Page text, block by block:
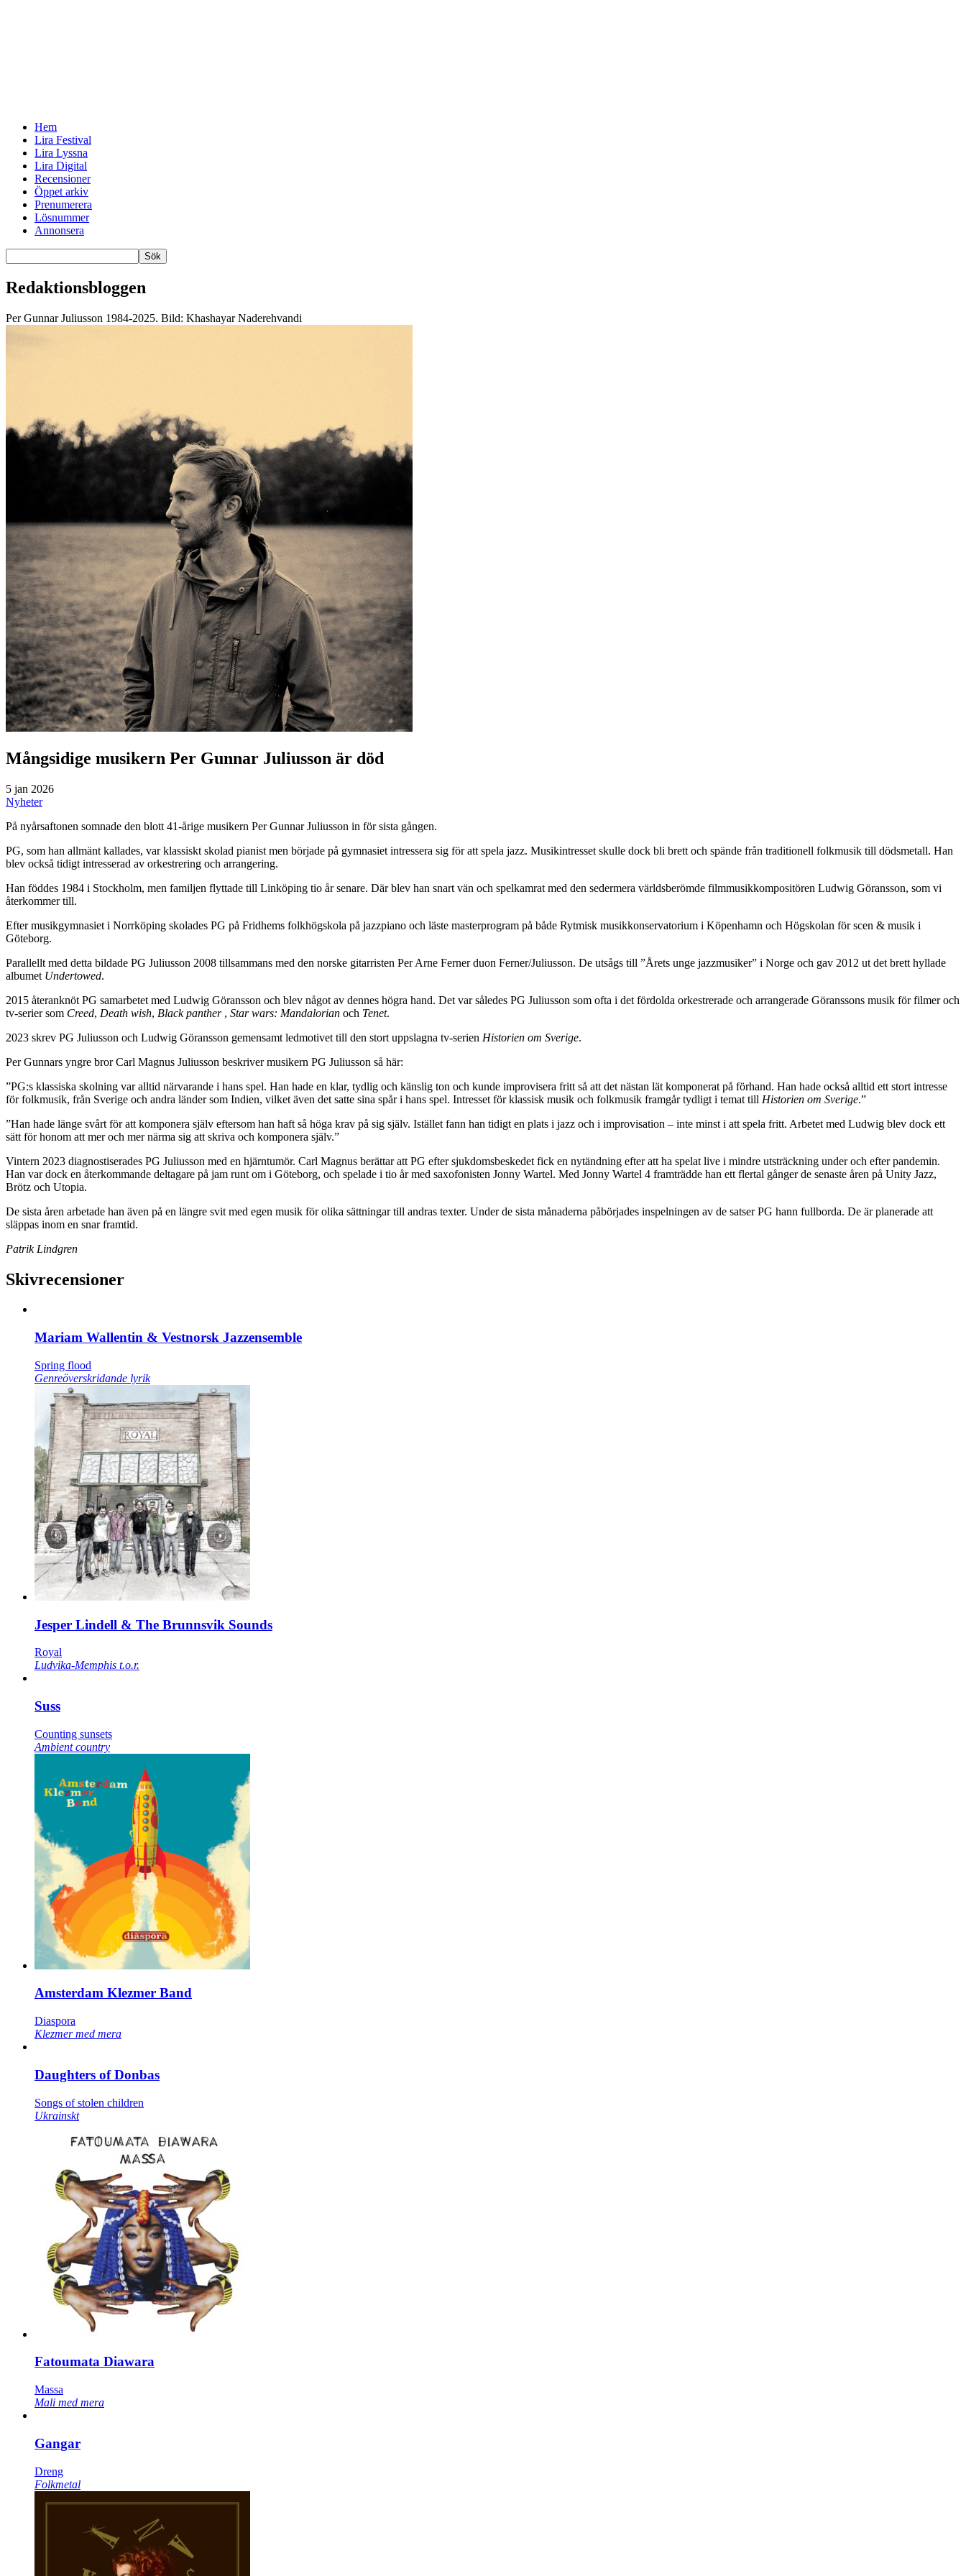
Hem
Lira Festival
Lira Lyssna
Lira Digital
Recensioner
Öppet arkiv
Prenumerera
Lösnummer
Annonsera
Redaktionsbloggen
Per Gunnar Juliusson 1984-2025. Bild: Khashayar Naderehvandi
Mångsidige musikern Per Gunnar Juliusson är död
5 jan 2026
Nyheter
På nyårsaftonen somnade den blott 41-årige musikern Per Gunnar Juliusson in för sista gången.
PG, som han allmänt kallades, var klassiskt skolad pianist men började på gymnasiet intressera sig för att spela jazz. Musikintresset skulle dock bli brett och spände från traditionell folkmusik till dödsmetall. Han
blev också tidigt intresserad av orkestrering och arrangering.
Han föddes 1984 i Stockholm, men familjen flyttade till Linköping tio år senare. Där blev han snart vän och spelkamrat med den sedermera världsberömde filmmusikkompositören Ludwig Göransson, som vi
återkommer till.
Efter musikgymnasiet i Norrköping skolades PG på Fridhems folkhögskola på jazzpiano och läste masterprogram på både Rytmisk musikkonservatorium i Köpenhamn och Högskolan för scen & musik i
Göteborg.
Parallellt med detta bildade PG Juliusson 2008 tillsammans med den norske gitarristen Per Arne Ferner duon Ferner/Juliusson. De utsågs till ”Årets unge jazzmusiker” i Norge och gav 2012 ut det brett hyllade
albumet Undertowed.
2015 återanknöt PG samarbetet med Ludwig Göransson och blev något av dennes högra hand. Det var således PG Juliusson som ofta i det fördolda orkestrerade och arrangerade Göranssons musik för filmer och
tv-serier som Creed, Death wish, Black panther, Star wars: Mandalorian och Tenet.
2023 skrev PG Juliusson och Ludwig Göransson gemensamt ledmotivet till den stort uppslagna tv-serien Historien om Sverige.
Per Gunnars yngre bror Carl Magnus Juliusson beskriver musikern PG Juliusson så här:
”PG:s klassiska skolning var alltid närvarande i hans spel. Han hade en klar, tydlig och känslig ton och kunde improvisera fritt så att det nästan lät komponerat på förhand. Han hade också alltid ett stort intresse
för folkmusik, från Sverige och andra länder som Indien, vilket även det satte sina spår i hans spel. Intresset för klassisk musik och folkmusik framgår tydligt i temat till Historien om Sverige.”
”Han hade länge svårt för att komponera själv eftersom han haft så höga krav på sig själv. Istället fann han tidigt en plats i jazz och i improvisation – inte minst i att spela fritt. Arbetet med Ludwig blev dock ett
sätt för honom att mer och mer närma sig att skriva och komponera själv.”
Vintern 2023 diagnostiserades PG Juliusson med en hjärntumör. Carl Magnus berättar att PG efter sjukdomsbeskedet fick en nytändning efter att ha spelat live i mindre utsträckning under och efter pandemin.
Han var dock en återkommande deltagare på jam runt om i Göteborg, och spelade i tio år med saxofonisten Jonny Wartel. Med Jonny Wartel 4 framträdde han ett flertal gånger de senaste åren på Unity Jazz,
Brötz och Utopia.
De sista åren arbetade han även på en längre svit med egen musik för olika sättningar till andras texter. Under de sista månaderna påbörjades inspelningen av de satser PG hann fullborda. De är planerade att
släppas inom en snar framtid.
Patrik Lindgren
Skivrecensioner
Mariam Wallentin & Vestnorsk Jazzensemble
Spring flood
Genreöverskridande lyrik
Jesper Lindell & The Brunnsvik Sounds
Royal
Ludvika-Memphis t.o.r.
Suss
Counting sunsets
Ambient country
Amsterdam Klezmer Band
Diaspora
Klezmer med mera
Daughters of Donbas
Songs of stolen children
Ukrainskt
Fatoumata Diawara
Massa
Mali med mera
Gangar
Dreng
Folkmetal